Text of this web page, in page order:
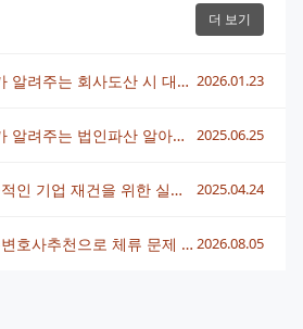
더 보기
부산도산전문변호사가 알려주는 회사도산 시 대처법과 회생 전략 2026.01.23
서산도산전문변호사가 알려주는 법인파산 알아보기 2025.06.25
법인회생 절차와 성공적인 기업 재건을 위한 실무 전략 2025.04.24
외국인비자상담, 제주변호사추천으로 체류 문제 빠르게 해결하는 법 2026.08.05